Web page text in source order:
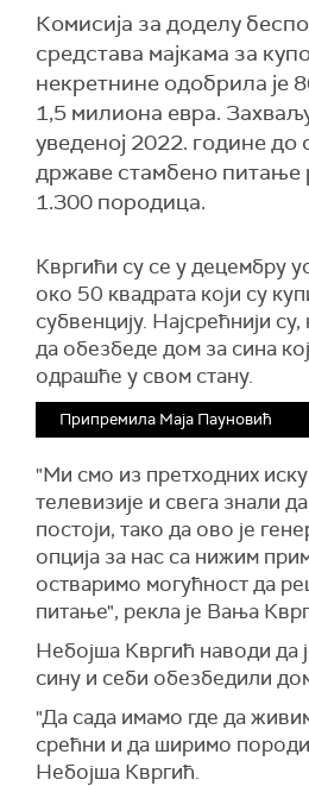
Комисија за доделу
средстава мајкама за
некретнине одобрила је
1,5 милиона евра.
уведеној 2022. године до
државе стамбено
1.300 породица.
Квргићи су се у децембру
око 50 квадрата који су
субвенцију. Најсрећнији
да обезбеде дом за сина
одрашће у свом стану.
Припремила Маја Пауновић
"Ми смо из претходних
телевизије и свега знали
постоји, тако да ово је
опција за нас са нижим
остваримо могућност да
питање", рекла је Вања
Небојша Квргић наводи да
сину и себи обезбедили
"Да сада имамо где да
срећни и да ширимо
Небојша Квргић.